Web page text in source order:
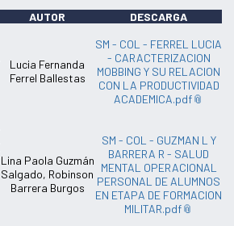
AUTOR
DESCARGA
Lucia Fernanda
Ferrel Ballestas
SM - COL - FERREL LUCIA
- CARACTERIZACION
MOBBING Y SU RELACION
CON LA PRODUCTIVIDAD
ACADEMICA.pdf
Lina Paola Guzmán
Salgado, Robinson
Barrera Burgos
SM - COL - GUZMAN L Y
BARRERA R - SALUD
MENTAL OPERACIONAL
PERSONAL DE ALUMNOS
EN ETAPA DE FORMACION
MILITAR.pdf